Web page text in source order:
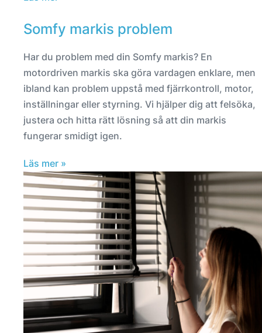
Somfy markis problem
Har du problem med din Somfy markis? En
motordriven markis ska göra vardagen enklare, men
ibland kan problem uppstå med fjärrkontroll, motor,
inställningar eller styrning. Vi hjälper dig att felsöka,
justera och hitta rätt lösning så att din markis
fungerar smidigt igen.
Läs mer »